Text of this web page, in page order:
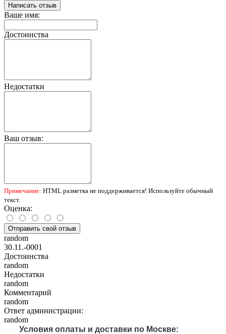
Написать отзыв
Ваше имя:
Достоинства
Недостатки
Ваш отзыв:
Примечание: HTML разметка не поддерживается! Используйте обычный
текст.
Оценка:
Отправить свой отзыв
random
30.11.-0001
Достоинства
random
Недостатки
random
Комментарий
random
Ответ администрации:
random
Условия оплаты и доставки по Москве: